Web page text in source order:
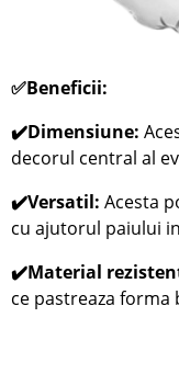
✅Beneficii:
✔️Dimensiune:
decorul central al
✔️Versatil:Acesta
cu ajutorul paiului
✔️Material
ce pastreaza